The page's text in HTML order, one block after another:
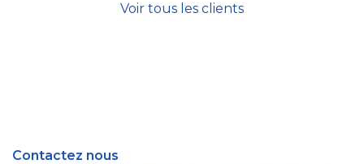
Voir tous les clients
Contactez nous